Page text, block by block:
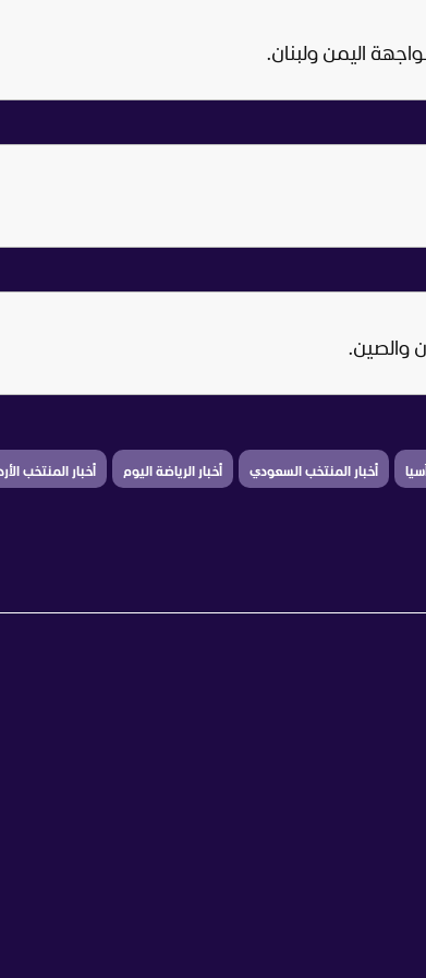
اليمن ولبنان.
أخبار المنتخب السعودي أخبار الرياضة اليوم أخبار المنتخب